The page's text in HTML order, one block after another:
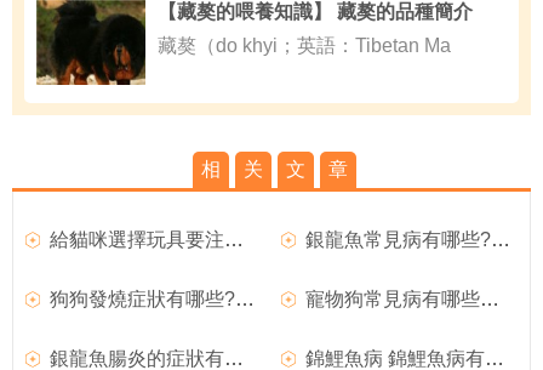
【藏獒的喂養知識】 藏獒的品種簡介
藏獒（do khyi；英語：Tibetan Ma
相 关 文 章
給貓咪選擇玩具要注意哪些事項呢 銀龍魚常見病有哪些?銀龍魚常見三大病介紹
狗狗發燒症狀有哪些?如何治療? 寵物狗常見病有哪些及相關注意事項
銀龍魚腸炎的症狀有哪些?四大症狀解析 錦鯉魚病 錦鯉魚病有哪些及症狀